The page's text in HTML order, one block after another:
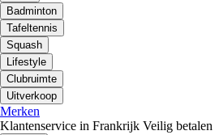
Badminton
Tafeltennis
Squash
Lifestyle
Clubruimte
Uitverkoop
Merken
Klantenservice in Frankrijk Veilig betalen